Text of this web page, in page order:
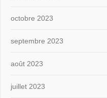
octobre 2023
septembre 2023
août 2023
juillet 2023